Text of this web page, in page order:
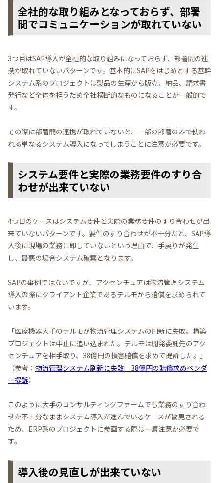
全社的な取り組みとなっておらず、部署
間でコミュニケーションが取れていない
3つ目はSAP導入が全社的な取り組みになっておらず、部署間の連
携が取れていないパターンです。基本的にSAPをはじめとする基幹
システム系のプロジェクトは製品の生産から販売、納品、請求書
発行など全体を担うため全社横断的なものになることが一般的で
す。
その際に部署間の連携が取れていないと、一部の部署のみで使わ
れる単なるシステム導入になってしまうことに注意が必要です。
システム要件と実際の業務要件のすり合
わせが出来ていない
4つ目のケースはシステム要件と実際の業務要件のすり合わせが出
来ていないパターンです。要件のすり合わせが不十分だと、SAP導
入後に現場の業務に即していないという理由で、手戻りが発生
し、最悪の場合システム破棄となります。
SAPの事例ではないですが、アクセンチュアは物流管理システム
導入の際にクライアント企業であるテルモから賠償を求められて
います。
「医療機器大手のテルモが物流管理システムの刷新に失敗。構築
プロジェクトは中止に追い込まれた。テルモは開発委託先のアク
センチュアを相手取り、38億円の損害賠償を求めて提訴した。」
（参考： 物流管理システム刷新に失敗 38億円の賠償求めベンダ
ー提訴）
このように大手のコンサルティングファームでも業務のすり合わ
せが不十分なままシステム導入が進んでいるケースが散見される
ため、ERP系のプロジェクトに参画する際は一層注意が必要で
す。
導入後の見直しが出来ていない